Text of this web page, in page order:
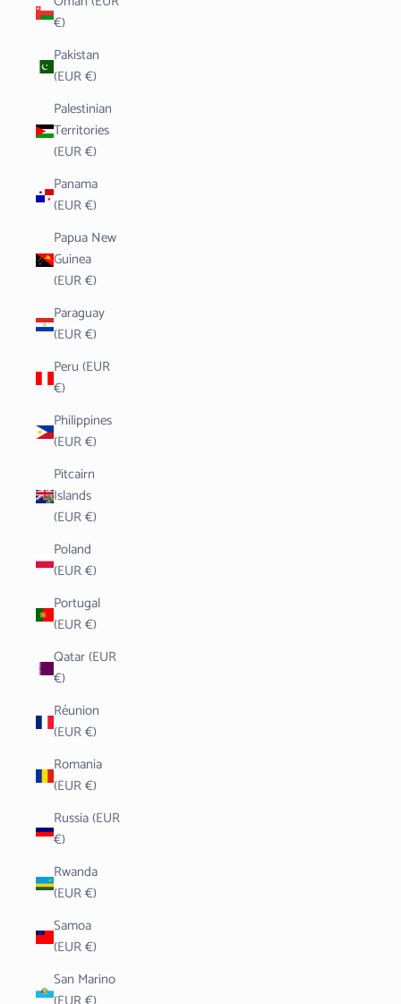
€)
Pakistan
(EUR €)
Palestinian
Territories
(EUR €)
Panama
(EUR €)
Papua New
Guinea
(EUR €)
Paraguay
(EUR €)
Peru (EUR
€)
Philippines
(EUR €)
Pitcairn
Islands
(EUR €)
Poland
(EUR €)
Portugal
(EUR €)
Qatar (EUR
€)
Réunion
(EUR €)
Romania
(EUR €)
Russia (EUR
€)
Rwanda
(EUR €)
Samoa
(EUR €)
San Marino